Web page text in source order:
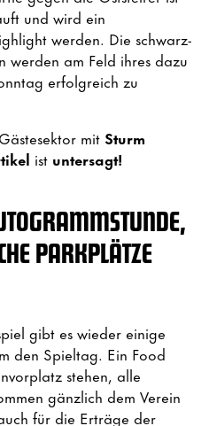
und wird ein
werden. Die schwarz-
werden am Feld ihres dazu
erfolgreich zu
mit Sturm
ist untersagt!
PARKPLÄTZE
gibt es wieder einige
den Spieltag. Ein Food
stehen, alle
gänzlich dem Verein
für die Erträge der